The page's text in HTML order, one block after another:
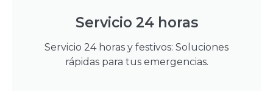
Servicio 24 horas
Servicio 24 horas y festivos: Soluciones
rápidas para tus emergencias.